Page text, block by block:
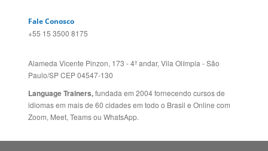
Alameda Vicente Pinzon, 173 - 4º andar, Vila Olímpia - São
Language Trainers,fundada em 2004 fornecendo cursos de
idiomas em mais de 60 cidades em todo o Brasil e Online com